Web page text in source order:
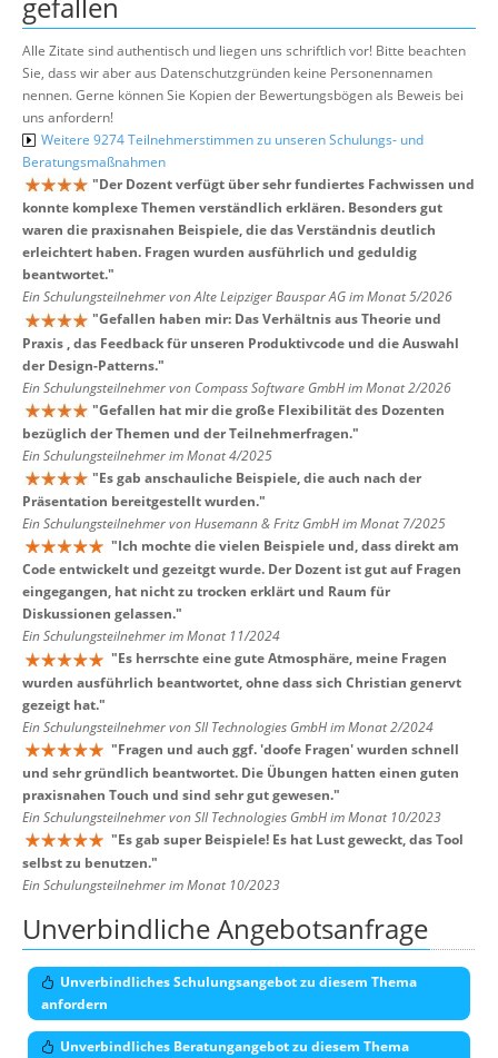
Alle Zitate sind authentisch und liegen uns schriftlich vor! Bitte beachten
Sie, dass wir aber aus Datenschutzgründen keine Personennamen
nennen. Gerne können Sie Kopien der Bewertungsbögen als Beweis bei
uns anfordern!
Weitere 9274 Teilnehmerstimmen zu unseren Schulungs- und
Beratungsmaßnahmen
"Der Dozent verfügt über sehr fundiertes Fachwissen und
konnte komplexe Themen verständlich erklären. Besonders gut
waren die praxisnahen Beispiele, die das Verständnis deutlich
erleichtert haben. Fragen wurden ausführlich und geduldig
beantwortet."
Ein Schulungsteilnehmer von Alte Leipziger Bauspar AG im Monat 5/2026
"Gefallen haben mir: Das Verhältnis aus Theorie und
Praxis , das Feedback für unseren Produktivcode und die Auswahl
der Design-Patterns."
Ein Schulungsteilnehmer von Compass Software GmbH im Monat 2/2026
"Gefallen hat mir die große Flexibilität des Dozenten
bezüglich der Themen und der Teilnehmerfragen."
Ein Schulungsteilnehmer im Monat 4/2025
"Es gab anschauliche Beispiele, die auch nach der
Präsentation bereitgestellt wurden."
Ein Schulungsteilnehmer von Husemann & Fritz GmbH im Monat 7/2025
"Ich mochte die vielen Beispiele und, dass direkt am
Code entwickelt und gezeitgt wurde. Der Dozent ist gut auf Fragen
eingegangen, hat nicht zu trocken erklärt und Raum für
Diskussionen gelassen."
Ein Schulungsteilnehmer im Monat 11/2024
"Es herrschte eine gute Atmosphäre, meine Fragen
wurden ausführlich beantwortet, ohne dass sich Christian genervt
gezeigt hat."
Ein Schulungsteilnehmer von SII Technologies GmbH im Monat 2/2024
"Fragen und auch ggf. 'doofe Fragen' wurden schnell
und sehr gründlich beantwortet. Die Übungen hatten einen guten
praxisnahen Touch und sind sehr gut gewesen."
Ein Schulungsteilnehmer von SII Technologies GmbH im Monat 10/2023
"Es gab super Beispiele! Es hat Lust geweckt, das Tool
selbst zu benutzen."
Ein Schulungsteilnehmer im Monat 10/2023
Unverbindliche Angebotsanfrage
Unverbindliches Schulungsangebot zu diesem Thema
anfordern
Unverbindliches Beratungangebot zu diesem Thema